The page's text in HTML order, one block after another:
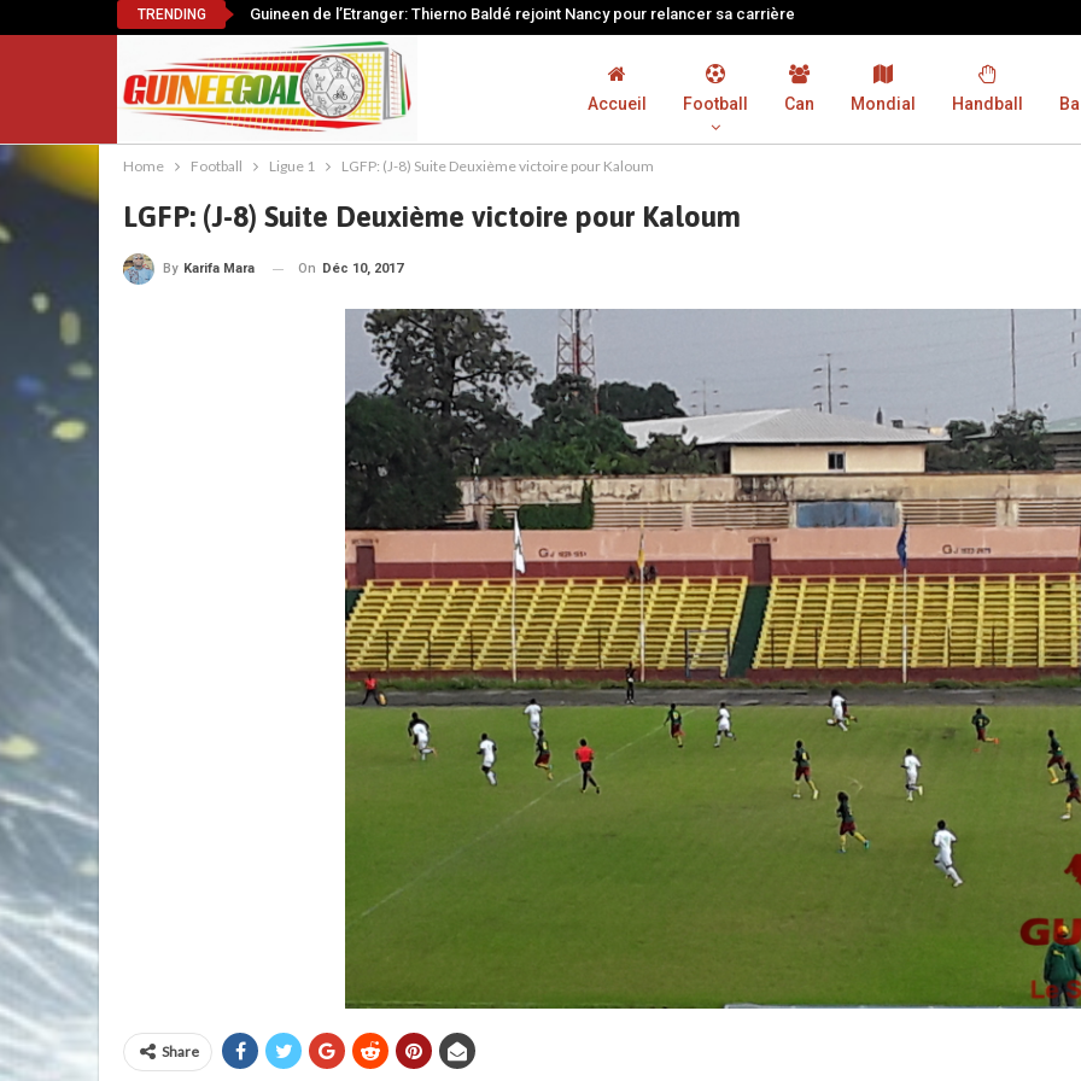
TRENDING Guineen de l’Etranger: Thierno Baldé rejoint Nancy pour relancer sa carrière
Accueil Football Can Mondial Handball
Home Football Ligue 1 LGFP: (J-8) Suite Deuxième victoire pour Kaloum
LGFP: (J-8) Suite Deuxième victoire pour Kaloum
By Karifa Mara On Déc 10, 2017
Share